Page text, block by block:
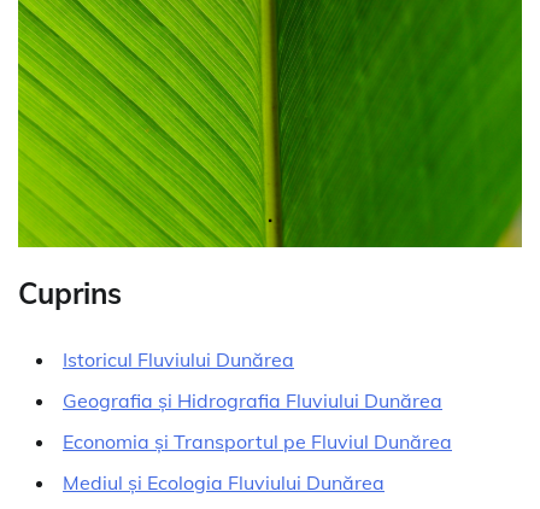
Cuprins
Istoricul Fluviului Dunărea
Geografia și Hidrografia Fluviului Dunărea
Economia și Transportul pe Fluviul Dunărea
Mediul și Ecologia Fluviului Dunărea